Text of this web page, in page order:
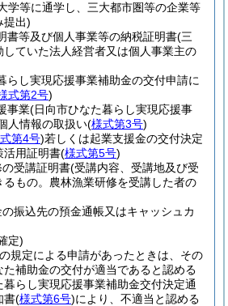
学等に通学し、三大都市圏等の企業等
提出)
書等及び個人事業等の納税証明書(三
していた法人経営者又は個人事業主の
らし実現応援事業補助金の交付申請に
式第2号)
事業(日向市ひなた暮らし実現応援事
人情報の取扱い(様式第3号)
第4号)若しくは起業支援金の交付決定
活用証明書(様式第5号)
受講証明書(受講内容、受講地及び受
るもの。農林漁業研修を受講した者の
振込先の預金通帳又はキャッシュカ
定)
の規定による申請があったときは、その
補助金の交付が適当であると認める
暮らし実現応援事業補助金交付決定通
書(様式第6号)により、不適当と認める